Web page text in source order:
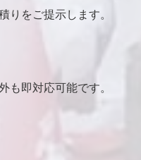
りをご提示します。
も即対応可能です。